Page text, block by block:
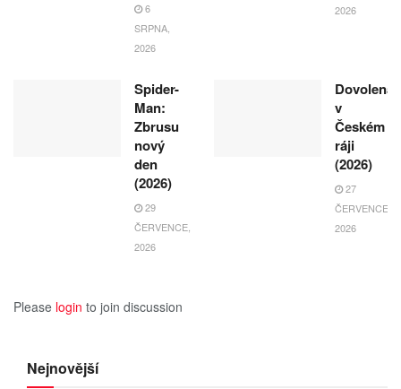
6
SRPNA,
2026
2026
Spider-
Man:
Zbrusu
nový
den
(2026)
29
ČERVENCE,
2026
Dovolená
v
Českém
ráji
(2026)
27
ČERVENCE,
2026
Please login to join discussion
Nejnovější